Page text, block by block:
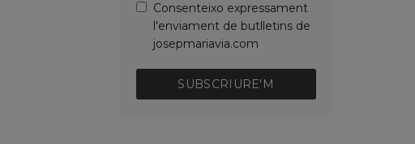
Consenteixo expressament
l'enviament de butlletins de
josepmariavia.com
SUBSCRIURE'M